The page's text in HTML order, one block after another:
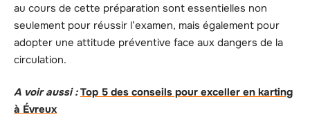
au cours de cette préparation sont essentielles non
seulement pour réussir l’examen, mais également pour
adopter une attitude préventive face aux dangers de la
circulation.
A voir aussi : Top 5 des conseils pour exceller en karting
à Évreux